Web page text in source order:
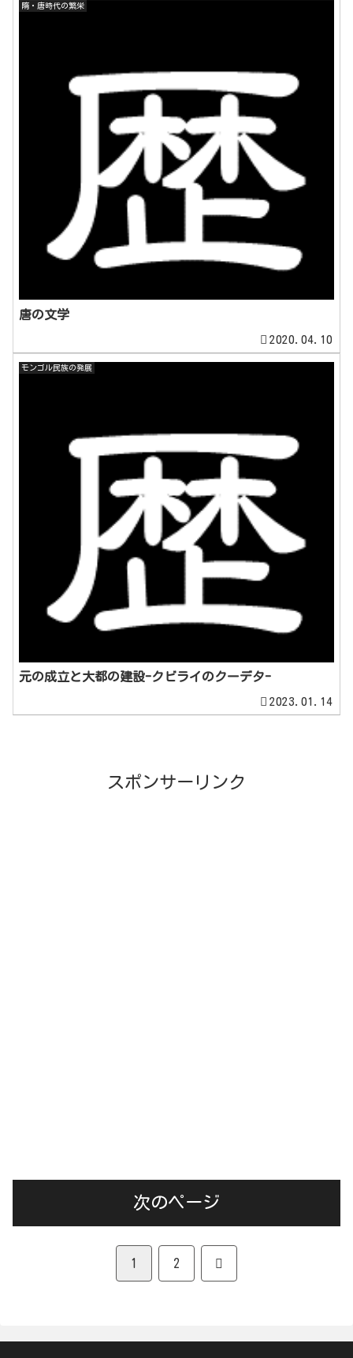
隋・唐時代の繁栄
唐の文学
2020.04.10
モンゴル民族の発展
元の成立と大都の建設-クビライのクーデタ-
2023.01.14
スポンサーリンク
次のページ
1 2 次